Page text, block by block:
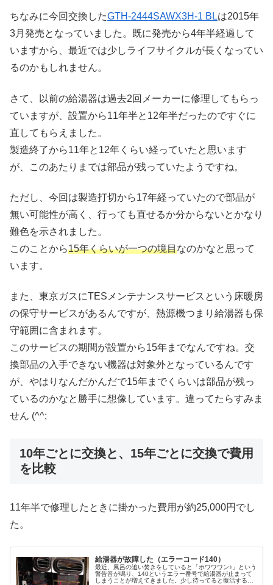
ちなみに今回交換したGTH-2444SAWX3H-1 BLは2015年
3月発売となっていました。既に発売から4年半経過して
いますから、最近では少しライフサイクルが長くなってい
るのかもしれません。
さて、以前の給湯器は過去2回メーカーに修理してもらっ
ていますが、設置から11年半と12年半だったのですぐに
直してもらえました。
製造終了から11年と12年くらい経っていたと思います
が、このあたりまでは部品が残っていたようですね。
ただし、今回は製造打切から17年経っていたので部品が
無い可能性が高く、行っても直せるか分からないとかなり
難色を示されました。
このことから15年くらいが一つの境目なのかなと思って
います。
また、東京ガスにTESメンテナンスサービスという床暖房
の保守サービスがあるんですが、熱源機つまり給湯器も保
守範囲に含まれます。
このサービスの期間が設置から15年までなんですね。交
換部品の入手できない機器は対象外となっているんです
が、やはりなんだかんだで15年までくらいは部品が残っ
ているのかなと勝手に想像しています。違ってたらすみま
せん (^^;
10年ごとに交換と、15年ごとに交換で費用
を比較
11年半で修理したときに掛かった費用が約25,000円でし
た。
給湯器が故障した（エラーコード140）
最近、風呂の追い焚きをしていると「ホワワワン♪」という
警告音が鳴り、140というエラー番号で給湯器が止まって
しまうことが増えてきました。少し待ってると復活するの